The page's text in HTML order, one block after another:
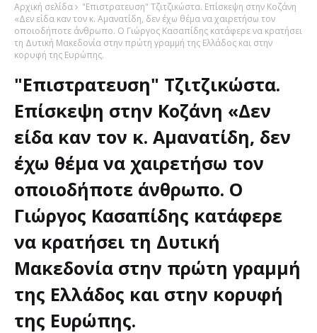
Αρχική σελίδα
"Eπιστρατευση" Τζιτζικώστα. Επίσκεψη στην Κοζάνη
«Δεν είδα καν τον κ. Αμανατίδη, δεν έχω θέμα να χαιρετήσω τον
οποιοδήποτε άνθρωπο. Ο Γιώργος Κασαπίδης κατάφερε να κρατήσει
τη Δυτική Μακεδονία στην πρώτη γραμμή της Ελλάδος και στην
κορυφή της Ευρώπης.
"Eπιστρατευση" Τζιτζικώστα.
Επίσκεψη στην Κοζάνη «Δεν
είδα καν τον κ. Αμανατίδη, δεν
έχω θέμα να χαιρετήσω τον
οποιοδήποτε άνθρωπο. Ο
Γιώργος Κασαπίδης κατάφερε
να κρατήσει τη Δυτική
Μακεδονία στην πρώτη γραμμή
της Ελλάδος και στην κορυφή
της Ευρώπης.